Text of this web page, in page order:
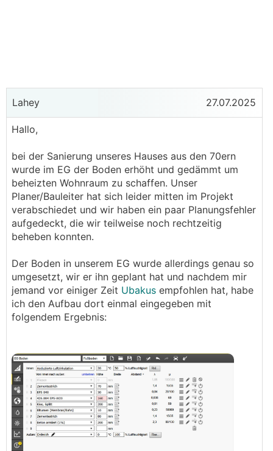
Lahey 27.07.2025
Hallo,
bei der Sanierung unseres Hauses aus den 70ern
wurde im EG der Boden erhöht und gedämmt um
beheizten Wohnraum zu schaffen. Unser
Planer/Bauleiter hat sich leider mitten im Projekt
verabschiedet und wir haben ein paar Planungsfehler
aufgedeckt, die wir teilweise noch rechtzeitig
beheben konnten.
Der Boden in unserem EG wurde allerdings genau so
umgesetzt, wir er ihn geplant hat und nachdem mir
jemand vor einiger Zeit Ubakus empfohlen hat, habe
ich den Aufbau dort einmal eingegeben mit
folgendem Ergebnis: